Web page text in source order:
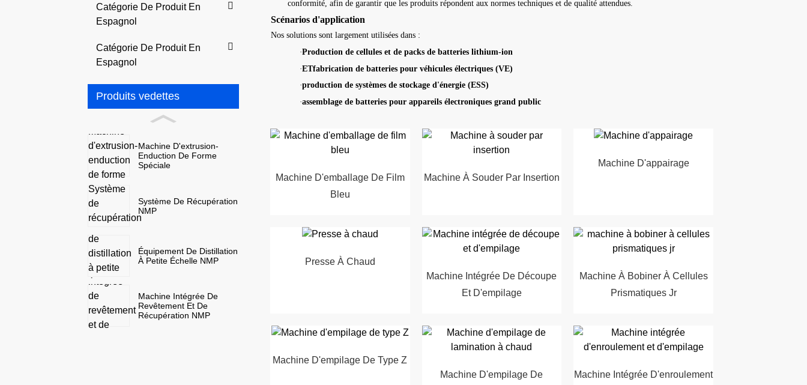
Catégorie De Produit En
Espagnol
Catégorie De Produit En
Espagnol
Produits vedettes
Machine D'extrusion-
Enduction De Forme
Spéciale
Système De Récupération
NMP
Équipement De Distillation
À Petite Échelle NMP
Machine Intégrée De
Revêtement Et De
Récupération NMP
conformité, afin de garantir que les produits répondent aux normes techniques et de qualité attendues.
Scénarios d'application
Nos solutions sont largement utilisées dans :
·Production de cellules et de packs de batteries lithium-ion
·ETfabrication de batteries pour véhicules électriques (VE)
·production de systèmes de stockage d'énergie (ESS)
·assemblage de batteries pour appareils électroniques grand public
Machine D'emballage De Film
Bleu
Machine À Souder Par Insertion
Machine D'appairage
Presse À Chaud
Machine Intégrée De Découpe
Et D'empilage
Machine À Bobiner À Cellules
Prismatiques Jr
Machine D'empilage De Type Z
Machine D'empilage De
Machine Intégrée D'enroulement